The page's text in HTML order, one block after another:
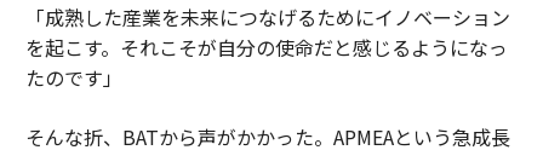
「成熟した産業を未来につなげるためにイノベーション
を起こす。それこそが自分の使命だと感じるようになっ
たのです」
そんな折、BATから声がかかった。APMEAという急成長